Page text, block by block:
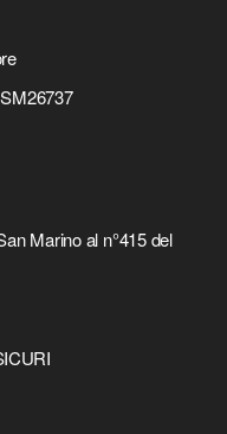
Marino al n°415 del